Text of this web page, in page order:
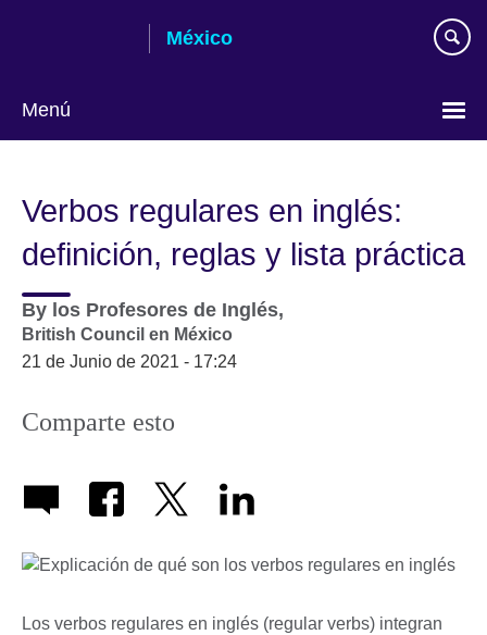
México
Menú
language
Verbos regulares en inglés:
definición, reglas y lista práctica
By los Profesores de Inglés,
British Council en México
21 de Junio de 2021 - 17:24
Comparte esto
Los verbos regulares en inglés (regular verbs) integran